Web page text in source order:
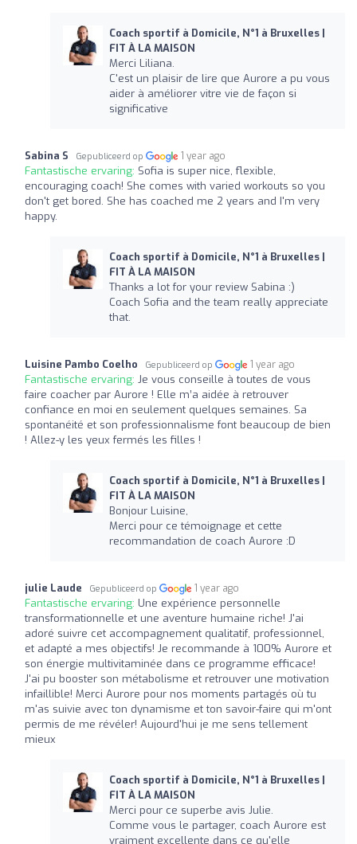
Coach sportif à Domicile, N°1 à Bruxelles |
FIT À LA MAISON
Merci Liliana.
C'est un plaisir de lire que Aurore a pu vous
aider à améliorer vitre vie de façon si
significative
Sabina S Gepubliceerd op 1 year ago
Fantastische ervaring: Sofia is super nice, flexible,
encouraging coach! She comes with varied workouts so you
don't get bored. She has coached me 2 years and I'm very
happy.
Coach sportif à Domicile, N°1 à Bruxelles |
FIT À LA MAISON
Thanks a lot for your review Sabina :)
Coach Sofia and the team really appreciate
that.
Luisine Pambo Coelho Gepubliceerd op 1 year ago
Fantastische ervaring: Je vous conseille à toutes de vous
faire coacher par Aurore ! Elle m’a aidée à retrouver
confiance en moi en seulement quelques semaines. Sa
spontanéité et son professionnalisme font beaucoup de bien
! Allez-y les yeux fermés les filles !
Coach sportif à Domicile, N°1 à Bruxelles |
FIT À LA MAISON
Bonjour Luisine,
Merci pour ce témoignage et cette
recommandation de coach Aurore :D
julie Laude Gepubliceerd op 1 year ago
Fantastische ervaring: Une expérience personnelle
transformationnelle et une aventure humaine riche! J'ai
adoré suivre cet accompagnement qualitatif, professionnel,
et adapté a mes objectifs! Je recommande à 100% Aurore et
son énergie multivitaminée dans ce programme efficace!
J'ai pu booster son métabolisme et retrouver une motivation
infaillible! Merci Aurore pour nos moments partagés où tu
m'as suivie avec ton dynamisme et ton savoir-faire qui m'ont
permis de me révéler! Aujourd'hui je me sens tellement
mieux
Coach sportif à Domicile, N°1 à Bruxelles |
FIT À LA MAISON
Merci pour ce superbe avis Julie.
Comme vous le partager, coach Aurore est
vraiment excellente dans ce qu'elle